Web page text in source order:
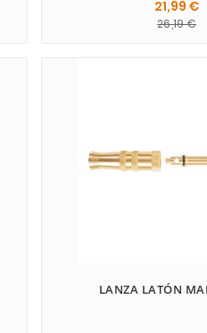
21,99 €
26,19 €
LANZA LATÓN